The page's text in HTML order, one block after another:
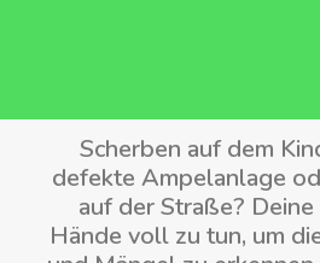
Scherben auf dem
defekte Ampelanlage
auf der Straße?
Hände voll zu tun, um